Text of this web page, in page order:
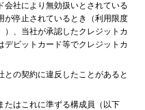
会社により無効扱いとされている
が停止されているとき（利用限度
、当社が承認したクレジットカ
デビットカード等でクレジットカ
の契約に違反したことがあると
たはこれに準ずる構成員（以下